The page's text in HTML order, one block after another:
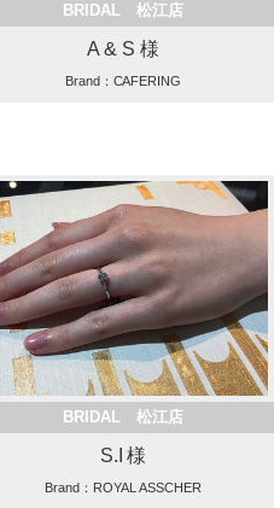
BRIDAL 松江店
A & S 様
Brand：CAFERING
BRIDAL 松江店
S.I 様
Brand：ROYAL ASSCHER